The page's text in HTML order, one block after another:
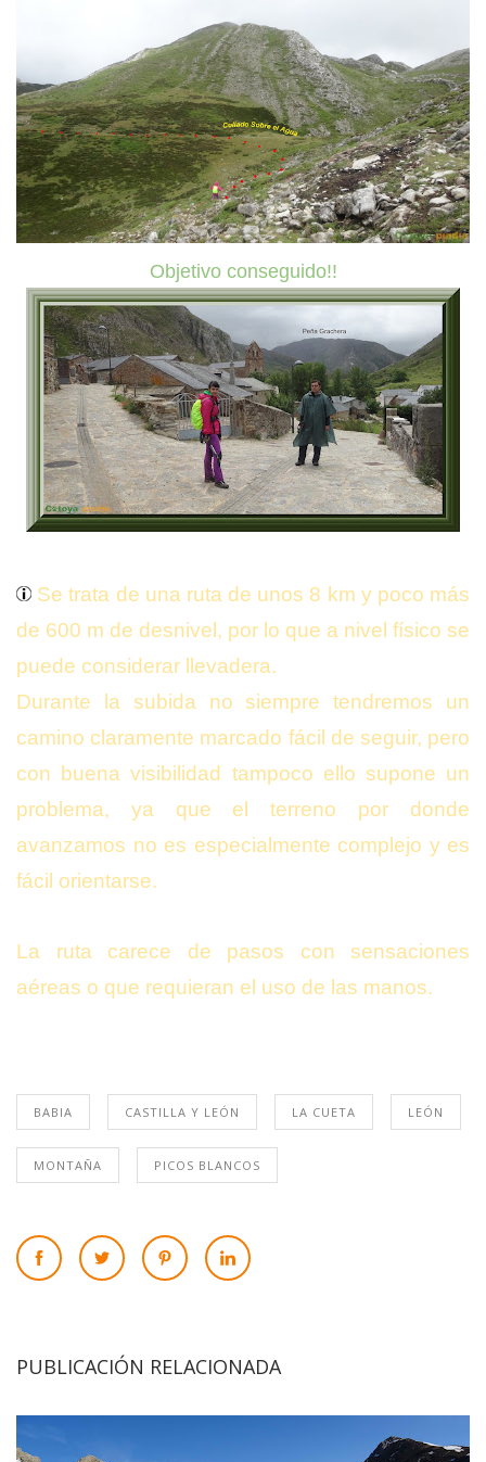
Objetivo conseguido!!
Se trata de una ruta de unos 8 km y poco más
de 600 m de desnivel, por lo que a nivel físico se
puede considerar llevadera.
Durante la subida no siempre tendremos un
camino claramente marcado fácil de seguir, pero
con buena visibilidad tampoco ello supone un
problema, ya que el terreno por donde
avanzamos no es especialmente complejo y es
fácil orientarse.
La ruta carece de pasos con sensaciones
aéreas o que requieran el uso de las manos.
BABIA CASTILLA Y LEÓN LA CUETA LEÓN
MONTAÑA PICOS BLANCOS
PUBLICACIÓN RELACIONADA